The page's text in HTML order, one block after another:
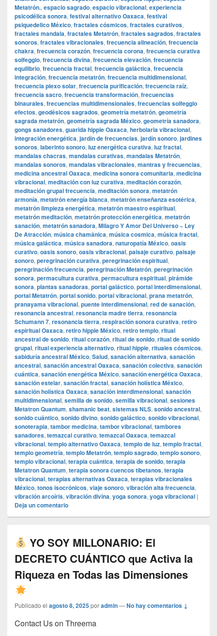
Metatrón., espacio sagrado, espacio vibracional, experiencia
psicodélica sonora, festival alternativo Oaxaca, festival
psiquedelico México, fractales cósmicos, fractales curativos,
fractales mandala, fractales Metatrón, fractales sagrados, fractales
sonoros, fractales vibracionales, frecuencia alineación, frecuencia
chakra, frecuencia corazón, frecuencia corona, frecuencia curativa
solfeggio, frecuencia divina, frecuencia elevación, frecuencia
equilibrio, frecuencia fractal, frecuencia galáctica, frecuencia
integración, frecuencia metatrón, frecuencia multidimensional,
frecuencia plexo solar, frecuencia purificación, frecuencia raíz,
frecuencia sacro, frecuencia transformación, frecuencias
binaurales, frecuencias multidimensionales, frecuencias solfeggio
efectos, geodésicos sagrados, geometría metatrón, geometría
sagrada metatrón, geometría sagrada México, geometría sanadora,
gongs sanadores, guarida hippie Oaxaca, herbolaria vibracional,
integración energética, jardín de frecuencias, jardín sonoro, jardines
sonoros, laberinto sonoro, luz energética curativa, luz fractal,
mandalas chacras, mandalas curativas, mandalas Metatrón,
mandalas sonoros, mandalas vibracionales, mantras y frecuencias,
medicina ancestral Oaxaca, medicina sonora comunitaria, medicina
vibracional, meditación con luz curativa, meditación corazón,
meditación grupal frecuencia, meditación sonora, metatrón
armonía, metatrón energía blanca, metatrón enseñanza esotérica,
metatrón limpieza energética, metatrón maestro espiritual,
metatrón meditación, metatrón protección energética, metatrón
sanación, metatrón sanadora, Milagro Y Amor Del Universo ~ Ley
De Atracción, música chamánica, música cosmica, música fractal,
música galáctica, música sanadora, naturopatía México, oasis
curativo, oasis sonoro, oasis vibracional, paisaje curativo, paisaje
sonoro, peregrinación curativa, peregrinación espiritual,
peregrinación frecuencia, peregrinación Metatrón, peregrinación
sonora, permacultura curativa, permacultura espiritual, pirámide
sonora, plantas sanadoras, portal galáctico, portal interdimensional,
portal Metatrón, portal sonido, portal vibracional, prana metatrón,
pranayama vibracional, puente interdimensional, red de sanación,
resonancia ancestral, resonancia madre tierra, resonancia
Schumann 7, resonancia tierra, respiración sonora curativa, retiro
espiritual Oaxaca, retiro hippie México, retiro templo, ritual
ancestral de sonido, ritual corazón, ritual de sonido, ritual de sonido
grupal, ritual experiencia alternativo, ritual hippie, rituales cósmicos,
sabiduría ancestral México, Salud, sanación alternativa, sanación
ancestral, sanación ancestral Oaxaca, sanación colectiva, sanación
cuántica, sanación energética México, sanación energética Oaxaca,
sanación estelar, sanación fractal, sanación holística México,
sanación holística Oaxaca, sanación interdimensional, sanación
multidimensional, semilla de sonido, semilla vibracional, sesiones
Metatron Quantum, shamanic beat, sistemas NLS, sonido ancestral,
sonido cuántico, sonido divino, sonido galáctico, sonido vibracional,
sonoterapia, tambor medicina, tambor vibracional, tambores
sanadores, temazcal curativo, temazcal Oaxaca, temazcal
vibracional, templo alternativo Oaxaca, templo de luz, templo fractal,
templo geometría, templo Metatrón, templo sagrado, templo sonoro,
templo vibracional, terapia cuántica, terapia de sonido, terapia
Metatron Quantum, terapia sonora cuencos tibetanos, terapia
vibracional, terapias alternativas Oaxaca, terapias vibracionales
México, tonos isocrónicos, viaje sonoro, vibración alta frecuencia,
vibración arcoíris, vibración divina, yoga sonora, yoga vibracional |
Deja un comentario
YO SOY MILLONARIO: El
DECRETO CUÁNTICO que Activa la
Riqueza en Todas las Dimensiones
Publicado el agosto 8, 2025poradmin—No hay comentarios ↓
Contact Us on Threema